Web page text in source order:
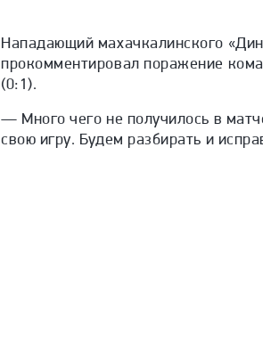
Нападающий махачкалинского
прокомментировал поражение
(0:1).
— Много чего не получилось в
свою игру. Будем разбирать и